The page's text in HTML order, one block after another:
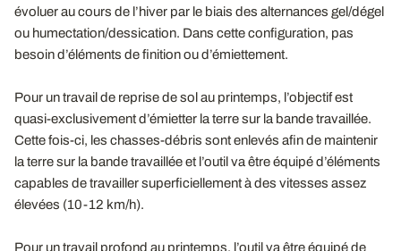
évoluer au cours de l’hiver par le biais des alternances gel/dégel
ou humectation/dessication. Dans cette configuration, pas
besoin d’éléments de finition ou d’émiettement.
Pour un travail de reprise de sol au printemps, l’objectif est
quasi-exclusivement d’émietter la terre sur la bande travaillée.
Cette fois-ci, les chasses-débris sont enlevés afin de maintenir
la terre sur la bande travaillée et l’outil va être équipé d’éléments
capables de travailler superficiellement à des vitesses assez
élevées (10-12 km/h).
Pour un travail profond au printemps, l’outil va être équipé de